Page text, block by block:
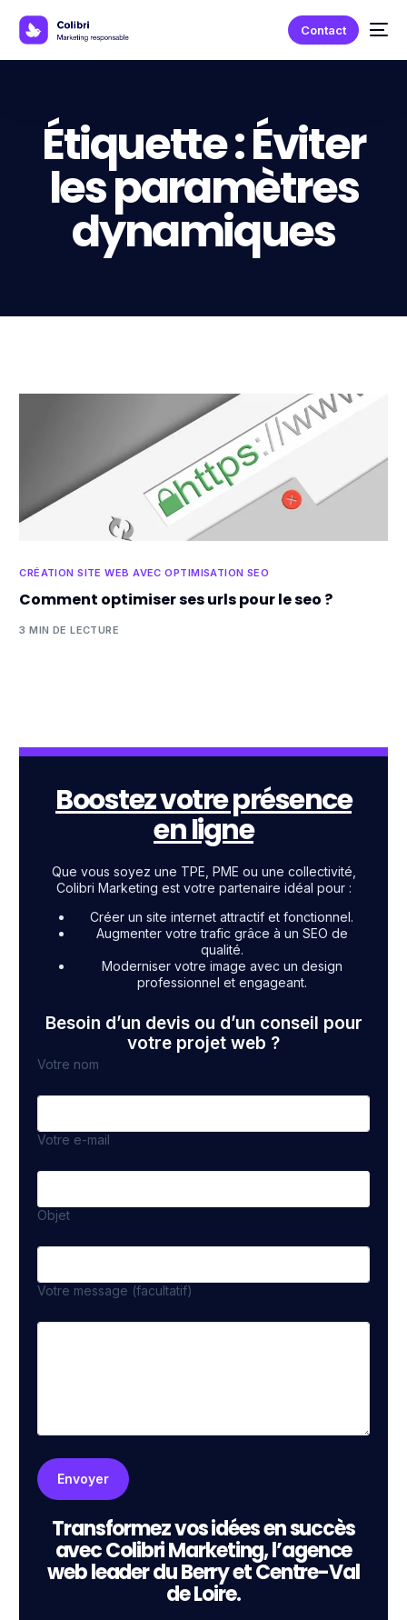
Contact
Étiquette :Éviter
les paramètres
dynamiques
CRÉATION SITE WEB AVEC OPTIMISATION SEO
Comment optimiser ses urls pour le seo ?
3 MIN DE LECTURE
Boostez votre présence
en ligne
Que vous soyez une TPE, PME ou une collectivité,
Colibri Marketing est votre partenaire idéal pour :
Créer un site internet attractif et fonctionnel.
Augmenter votre trafic grâce à un SEO de
qualité.
Moderniser votre image avec un design
professionnel et engageant.
Besoin d’un devis ou d’un conseil pour
votre projet web ?
Votre nom
Votre e-mail
Objet
Votre message (facultatif)
Transformez vos idées en succès
avec Colibri Marketing, l’agence
web leader du Berry et Centre-Val
de Loire.